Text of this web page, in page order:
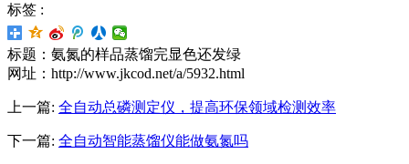
标签 :
标题：氨氮的样品蒸馏完显色还发绿
网址：http://www.jkcod.net/a/5932.html
上一篇: 全自动总磷测定仪，提高环保领域检测效率
下一篇: 全自动智能蒸馏仪能做氨氮吗